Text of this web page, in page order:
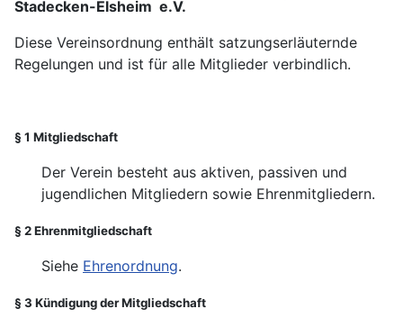
Stadecken-Elsheim e.V.
Diese Vereinsordnung enthält satzungserläuternde
Regelungen und ist für alle Mitglieder verbindlich.
§ 1 Mitgliedschaft
Der Verein besteht aus aktiven, passiven und
jugendlichen Mitgliedern sowie Ehrenmitgliedern.
§ 2 Ehrenmitgliedschaft
Siehe Ehrenordnung.
§ 3 Kündigung der Mitgliedschaft